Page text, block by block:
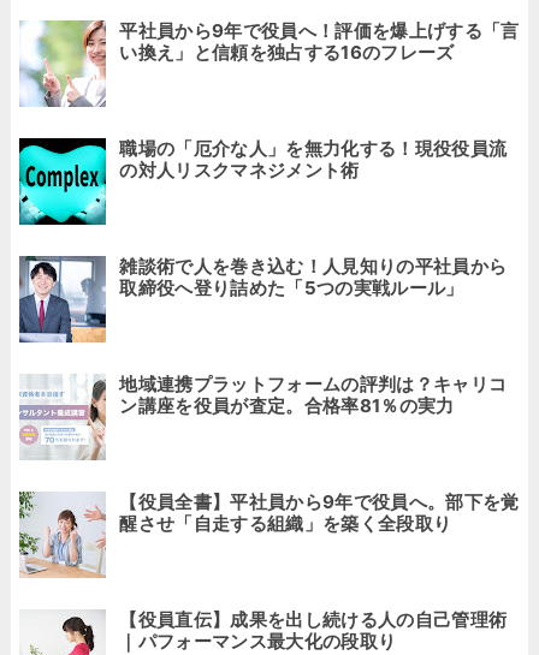
平社員から9年で役員へ！評価を爆上げする「言
い換え」と信頼を独占する16のフレーズ
職場の「厄介な人」を無力化する！現役役員流
の対人リスクマネジメント術
雑談術で人を巻き込む！人見知りの平社員から
取締役へ登り詰めた「5つの実戦ルール」
地域連携プラットフォームの評判は？キャリコ
ン講座を役員が査定。合格率81％の実力
【役員全書】平社員から9年で役員へ。部下を覚
醒させ「自走する組織」を築く全段取り
【役員直伝】成果を出し続ける人の自己管理術
｜パフォーマンス最大化の段取り